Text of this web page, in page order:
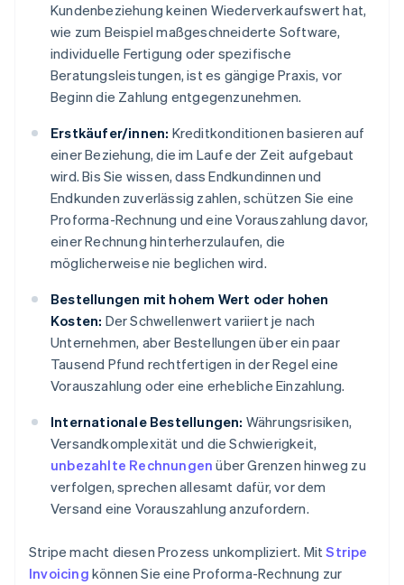
Kundenbeziehung keinen Wiederverkaufswert hat,
wie zum Beispiel maßgeschneiderte Software,
individuelle Fertigung oder spezifische
Beratungsleistungen, ist es gängige Praxis, vor
Beginn die Zahlung entgegenzunehmen.
Erstkäufer/innen: Kreditkonditionen basieren auf
einer Beziehung, die im Laufe der Zeit aufgebaut
wird. Bis Sie wissen, dass Endkundinnen und
Endkunden zuverlässig zahlen, schützen Sie eine
Proforma-Rechnung und eine Vorauszahlung davor,
einer Rechnung hinterherzulaufen, die
möglicherweise nie beglichen wird.
Bestellungen mit hohem Wert oder hohen
Kosten: Der Schwellenwert variiert je nach
Unternehmen, aber Bestellungen über ein paar
Tausend Pfund rechtfertigen in der Regel eine
Vorauszahlung oder eine erhebliche Einzahlung.
Internationale Bestellungen: Währungsrisiken,
Versandkomplexität und die Schwierigkeit,
unbezahlte Rechnungen über Grenzen hinweg zu
verfolgen, sprechen allesamt dafür, vor dem
Versand eine Vorauszahlung anzufordern.
Stripe macht diesen Prozess unkompliziert. MitStripe
Invoicing können Sie eine Proforma-Rechnung zur